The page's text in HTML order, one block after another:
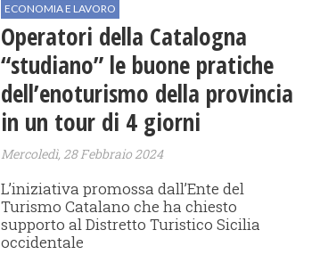
ECONOMIA E LAVORO
Operatori della Catalogna
“studiano” le buone pratiche
dell’enoturismo della provincia
in un tour di 4 giorni
Mercoledì, 28 Febbraio 2024
L’iniziativa promossa dall’Ente del
Turismo Catalano che ha chiesto
supporto al Distretto Turistico Sicilia
occidentale